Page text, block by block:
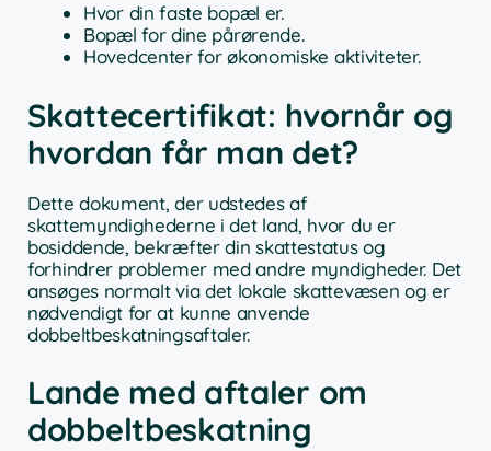
Hvor din faste bopæl er.
Bopæl for dine pårørende.
Hovedcenter for økonomiske aktiviteter.
Skattecertifikat: hvornår og
hvordan får man det?
Dette dokument, der udstedes af
skattemyndighederne i det land, hvor du er
bosiddende, bekræfter din skattestatus og
forhindrer problemer med andre myndigheder. Det
ansøges normalt via det lokale skattevæsen og er
nødvendigt for at kunne anvende
dobbeltbeskatningsaftaler.
Lande med aftaler om
dobbeltbeskatning